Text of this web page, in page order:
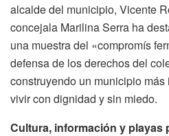
alcalde del municipio, Vicente
concejala Marilina Serra ha
una muestra del «compromís
defensa de los derechos del
construyendo un municipio
vivir con dignidad y sin miedo.
Cultura, información y playas